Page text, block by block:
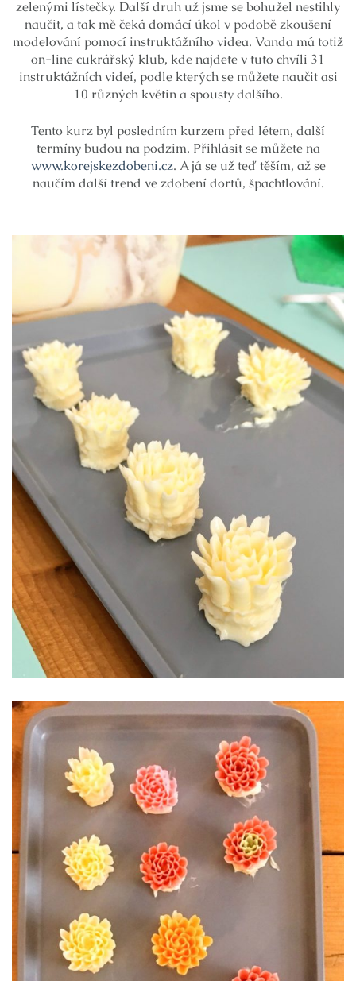
zelenými lístečky. Další druh už jsme se bohužel nestihly
naučit, a tak mě čeká domácí úkol v podobě zkoušení
modelování pomocí instruktážního videa. Vanda má totiž
on-line cukrářský klub, kde najdete v tuto chvíli 31
instruktážních videí, podle kterých se můžete naučit asi
10 různých květin a spousty dalšího.
Tento kurz byl posledním kurzem před létem, další
termíny budou na podzim. Přihlásit se můžete na
www.korejskezdobeni.cz. A já se už teď těším, až se
naučím další trend ve zdobení dortů, špachtlování.